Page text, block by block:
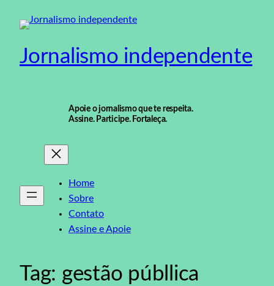
para
conteúdo
Jornalismo independente
Apoie o jornalismo que te respeita.
Assine. Participe. Fortaleça.
Home
Sobre
Contato
Assine e Apoie
Tag: gestão públlica